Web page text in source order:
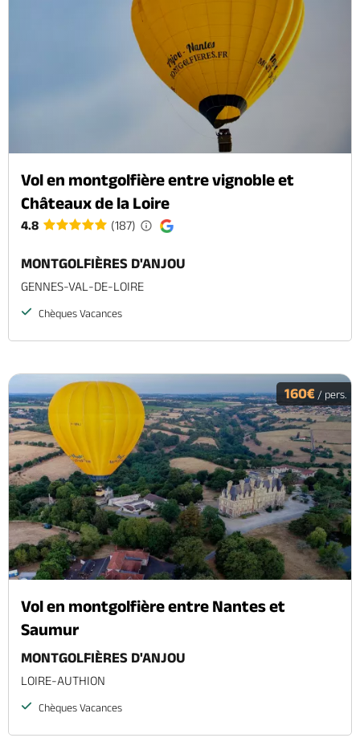
Vol en montgolfière entre vignoble et
Châteaux de la Loire
4.8 (187)
MONTGOLFIÈRES D'ANJOU
GENNES-VAL-DE-LOIRE
Chèques Vacances
160€ / pers.
Vol en montgolfière entre Nantes et
Saumur
MONTGOLFIÈRES D'ANJOU
LOIRE-AUTHION
Chèques Vacances